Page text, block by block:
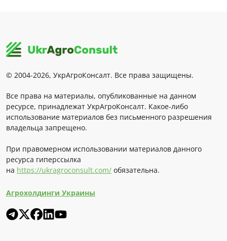
© 2004-2026, УкрАгроКонсалт. Все права защищены.
Все права на материалы, опубликованные на данном
ресурсе, принадлежат УкрАгроКонсалт. Какое-либо
использование материалов без письменного разрешения
владельца запрещено.
При правомерном использовании материалов данного
ресурса гиперссылка
на https://ukragroconsult.com/ обязательна.
Агрохолдинги Украины